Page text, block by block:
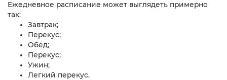
Ежедневное расписание может выглядеть примерно
так:
Завтрак;
Перекус;
Обед;
Перекус;
Ужин;
Легкий перекус.